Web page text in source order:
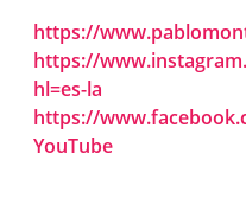
https://
https://
hl=es-la
https://
YouTube